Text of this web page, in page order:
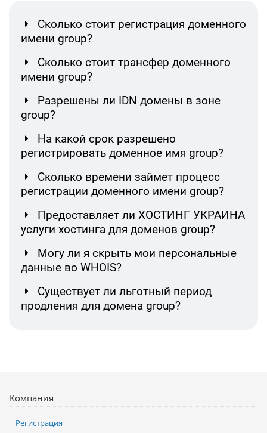
Сколько стоит регистрация доменного
имени group?
Сколько стоит трансфер доменного
имени group?
Разрешены ли IDN домены в зоне
group?
На какой срок разрешено
регистрировать доменное имя group?
Сколько времени займет процесс
регистрации доменного имени group?
Предоставляет ли ХОСТИНГ УКРАИНА
услуги хостинга для доменов group?
Могу ли я скрыть мои персональные
данные во WHOIS?
Существует ли льготный период
продления для домена group?
Компания
Регистрация